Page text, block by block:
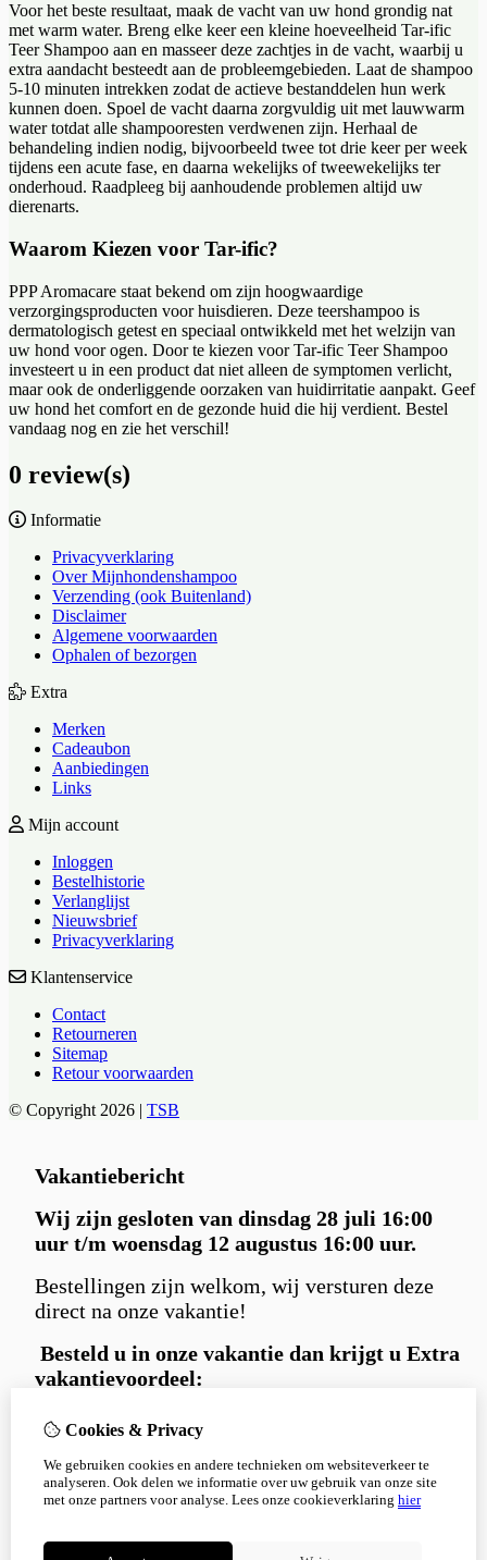
Voor het beste resultaat, maak de vacht van uw hond grondig nat
met warm water. Breng elke keer een kleine hoeveelheid Tar-ific
Teer Shampoo aan en masseer deze zachtjes in de vacht, waarbij u
extra aandacht besteedt aan de probleemgebieden. Laat de shampoo
5-10 minuten intrekken zodat de actieve bestanddelen hun werk
kunnen doen. Spoel de vacht daarna zorgvuldig uit met lauwwarm
water totdat alle shampooresten verdwenen zijn. Herhaal de
behandeling indien nodig, bijvoorbeeld twee tot drie keer per week
tijdens een acute fase, en daarna wekelijks of tweewekelijks ter
onderhoud. Raadpleeg bij aanhoudende problemen altijd uw
dierenarts.
Waarom Kiezen voor Tar-ific?
PPP Aromacare staat bekend om zijn hoogwaardige
verzorgingsproducten voor huisdieren. Deze teershampoo is
dermatologisch getest en speciaal ontwikkeld met het welzijn van
uw hond voor ogen. Door te kiezen voor Tar-ific Teer Shampoo
investeert u in een product dat niet alleen de symptomen verlicht,
maar ook de onderliggende oorzaken van huidirritatie aanpakt. Geef
uw hond het comfort en de gezonde huid die hij verdient. Bestel
vandaag nog en zie het verschil!
0 review(s)
Informatie
Privacyverklaring
Over Mijnhondenshampoo
Verzending (ook Buitenland)
Disclaimer
Algemene voorwaarden
Ophalen of bezorgen
Extra
Merken
Cadeaubon
Aanbiedingen
Links
Mijn account
Inloggen
Bestelhistorie
Verlanglijst
Nieuwsbrief
Privacyverklaring
Klantenservice
Contact
Retourneren
Sitemap
Retour voorwaarden
© Copyright 2026 | TSB
Cookies & Privacy
We gebruiken cookies en andere technieken om websiteverkeer te
analyseren. Ook delen we informatie over uw gebruik van onze site
met onze partners voor analyse. Lees onze cookieverklaring hier
Vakantiebericht
Wij zijn gesloten van dinsdag 28 juli 16:00
uur t/m woensdag 12 augustus 16:00 uur.
Bestellingen zijn welkom, wij versturen deze
direct na onze vakantie!
Besteld u in onze vakantie dan krijgt u Extra
vakantievoordeel:
Gratis Carniwell hondensnack extraatje
bij iedere bestelling.
en 5% kortingmet kortingscode:
Korting5%
Bedankt voor je begrip en alvast een fijne